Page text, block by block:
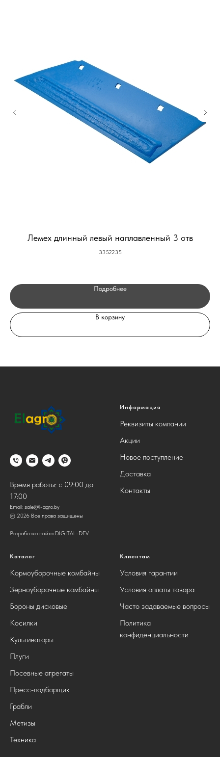
Лемех длинный левый наплавленный 3 отв
3352235
Подробнее
В корзину
Время работы: с 09:00 до
17:00
Email: sale@l-agro.by
© 2026 Все права защищены
Разработка сайта DIGITAL-DEV
Информация
Реквизиты компании
Акции
Новое поступление
Доставка
Контакты
Каталог
Кормоуборочные комбайны
Зерноуборочные комбайны
Бороны дисковые
Косилки
Культиваторы
Плуги
Посевные агрегаты
Пресс-подборщик
Грабли
Метизы
Техника
Клиентам
Условия гарантии
Условия оплаты товара
Часто задаваемые вопросы
Политика
конфиденциальности